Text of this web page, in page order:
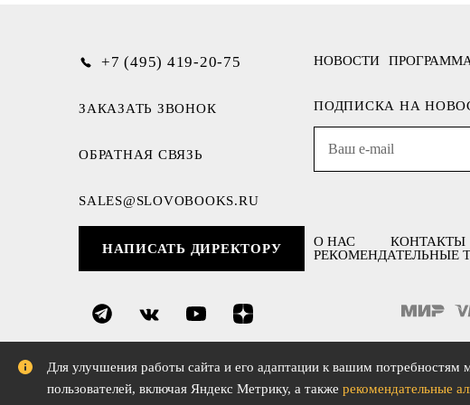
НОВОСТИ
ПОДПИСКА НА
О НАС КОНТАКТЫ
РЕКОМЕНДАТЕЛЬНЫЕ
+7 (495) 419-20-75
ЗАКАЗАТЬ ЗВОНОК
ОБРАТНАЯ СВЯЗЬ
SALES@SLOVOBOOKS.RU
НАПИСАТЬ ДИРЕКТОРУ
Для улучшения работы сайта и его адаптации к вашим
пользователей, включая Яндекс Метрику, а также рекомендательные